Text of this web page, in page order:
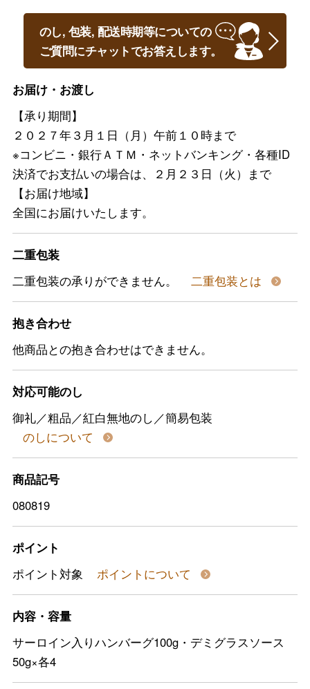
のし, 包装, 配送時期等についての
ご質問にチャットでお答えします。
お届け・お渡し
【承り期間】
２０２７年３月１日（月）午前１０時まで
※コンビニ・銀行ＡＴＭ・ネットバンキング・各種ID
決済でお支払いの場合は、２月２３日（火）まで
【お届け地域】
全国にお届けいたします。
二重包装
二重包装の承りができません。
二重包装とは
抱き合わせ
他商品との抱き合わせはできません。
対応可能のし
御礼／粗品／紅白無地のし／簡易包装
のしについて
商品記号
080819
ポイント
ポイント対象
ポイントについて
内容・容量
サーロイン入りハンバーグ100g・デミグラスソース
50g×各4